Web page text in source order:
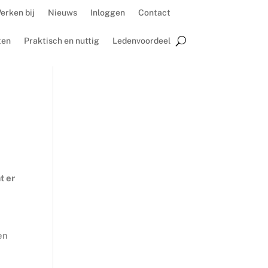
bij Nieuws Inloggen Contact
Praktisch en nuttig Ledenvoordeel
er